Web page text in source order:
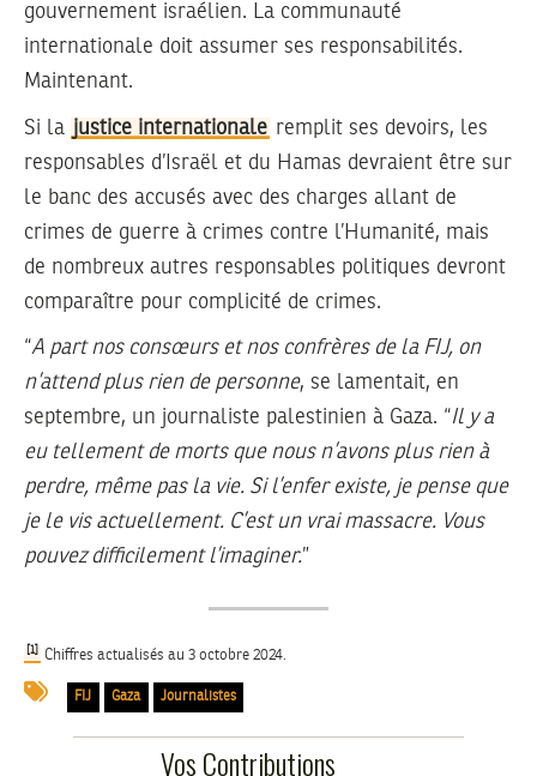
gouvernement israélien. La communauté
internationale doit assumer ses responsabilités.
Maintenant.
Si la justice internationale remplit ses devoirs, les
responsables d’Israël et du Hamas devraient être sur
le banc des accusés avec des charges allant de
crimes de guerre à crimes contre l’Humanité, mais
de nombreux autres responsables politiques devront
comparaître pour complicité de crimes.
“A part nos consœurs et nos confrères de la FIJ, on
n’attend plus rien de personne, se lamentait, en
septembre, un journaliste palestinien à Gaza. “Il y a
eu tellement de morts que nous n’avons plus rien à
perdre, même pas la vie. Si l’enfer existe, je pense que
je le vis actuellement. C’est un vrai massacre. Vous
pouvez difficilement l’imaginer.”
[1] Chiffres actualisés au 3 octobre 2024.
FIJ Gaza Journalistes
Vos Contributions